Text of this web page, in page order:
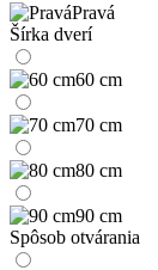
Pravá
Šírka dverí
60 cm
70 cm
80 cm
90 cm
Spôsob otvárania